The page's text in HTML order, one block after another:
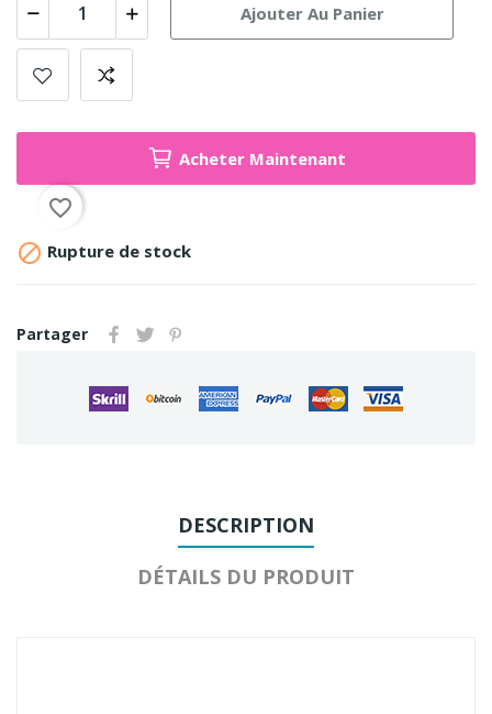
Ajouter Au Panier
Acheter Maintenant
favorite_border
 Rupture de stock
Partager
DESCRIPTION
DÉTAILS DU PRODUIT